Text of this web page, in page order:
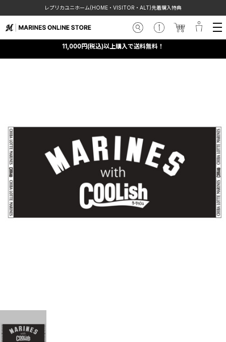
レプリカユニホーム(HOME・VISITOR・ALT)先着購入特典
11,000円(税込)以上購入で送料無料！